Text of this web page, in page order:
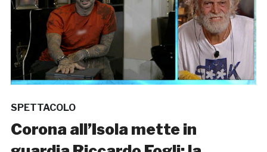
SPETTACOLO
Corona all’Isola mette in